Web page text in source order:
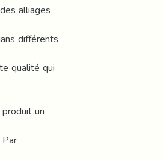
alliages
différents
qualité qui
un